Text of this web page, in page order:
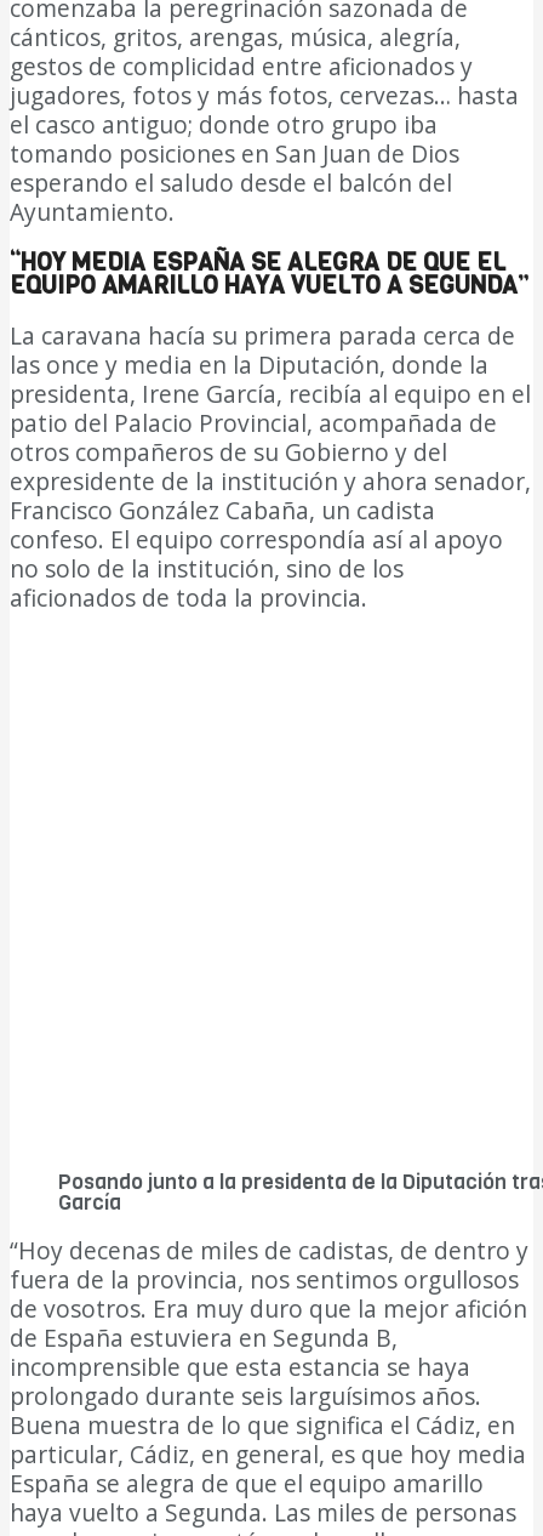
comenzaba la peregrinación sazonada de
cánticos, gritos, arengas, música, alegría,
gestos de complicidad entre aficionados y
jugadores, fotos y más fotos, cervezas… hasta
el casco antiguo; donde otro grupo iba
tomando posiciones en San Juan de Dios
esperando el saludo desde el balcón del
Ayuntamiento.
“HOY MEDIA ESPAÑA SE ALEGRA DE QUE EL
EQUIPO AMARILLO HAYA VUELTO A SEGUNDA”
La caravana hacía su primera parada cerca de
las once y media en la Diputación, donde la
presidenta, Irene García, recibía al equipo en el
patio del Palacio Provincial, acompañada de
otros compañeros de su Gobierno y del
expresidente de la institución y ahora senador,
Francisco González Cabaña, un cadista
confeso. El equipo correspondía así al apoyo
no solo de la institución, sino de los
aficionados de toda la provincia.
Posando junto a la presidenta de la Diputación
García
“Hoy decenas de miles de cadistas, de dentro y
fuera de la provincia, nos sentimos orgullosos
de vosotros. Era muy duro que la mejor afición
de España estuviera en Segunda B,
incomprensible que esta estancia se haya
prolongado durante seis larguísimos años.
Buena muestra de lo que significa el Cádiz, en
particular, Cádiz, en general, es que hoy media
España se alegra de que el equipo amarillo
haya vuelto a Segunda. Las miles de personas